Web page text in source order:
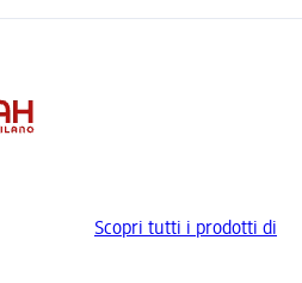
Scopri tutti i prodotti di